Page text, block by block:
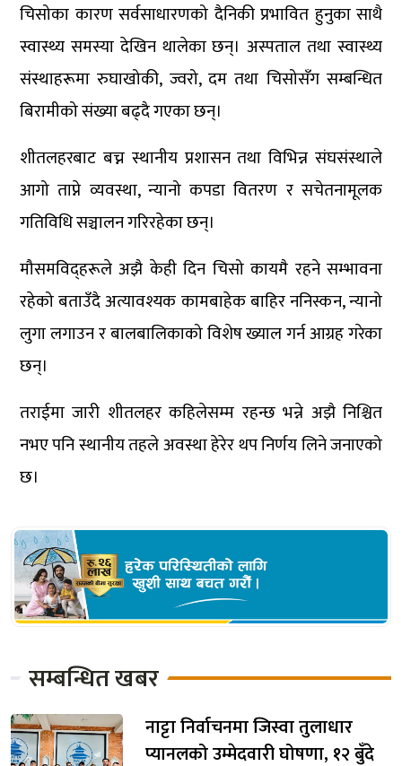
चिसोका कारण सर्वसाधारणको दैनिकी प्रभावित हुनुका साथै
स्वास्थ्य समस्या देखिन थालेका छन्। अस्पताल तथा स्वास्थ्य
संस्थाहरूमा रुघाखोकी, ज्वरो, दम तथा चिसोसँग सम्बन्धित
बिरामीको संख्या बढ्दै गएका छन्।
शीतलहरबाट बच्न स्थानीय प्रशासन तथा विभिन्न संघसंस्थाले
आगो ताप्ने व्यवस्था, न्यानो कपडा वितरण र सचेतनामूलक
गतिविधि सञ्चालन गरिरहेका छन्।
मौसमविद्हरूले अझै केही दिन चिसो कायमै रहने सम्भावना
रहेको बताउँदै अत्यावश्यक कामबाहेक बाहिर ननिस्कन, न्यानो
लुगा लगाउन र बालबालिकाको विशेष ख्याल गर्न आग्रह गरेका
छन्।
तराईमा जारी शीतलहर कहिलेसम्म रहन्छ भन्ने अझै निश्चित
नभए पनि स्थानीय तहले अवस्था हेरेर थप निर्णय लिने जनाएको
छ।
सम्बन्धित खबर
नाट्टा निर्वाचनमा जिस्वा तुलाधार
प्यानलको उम्मेदवारी घोषणा, १२ बुँदे